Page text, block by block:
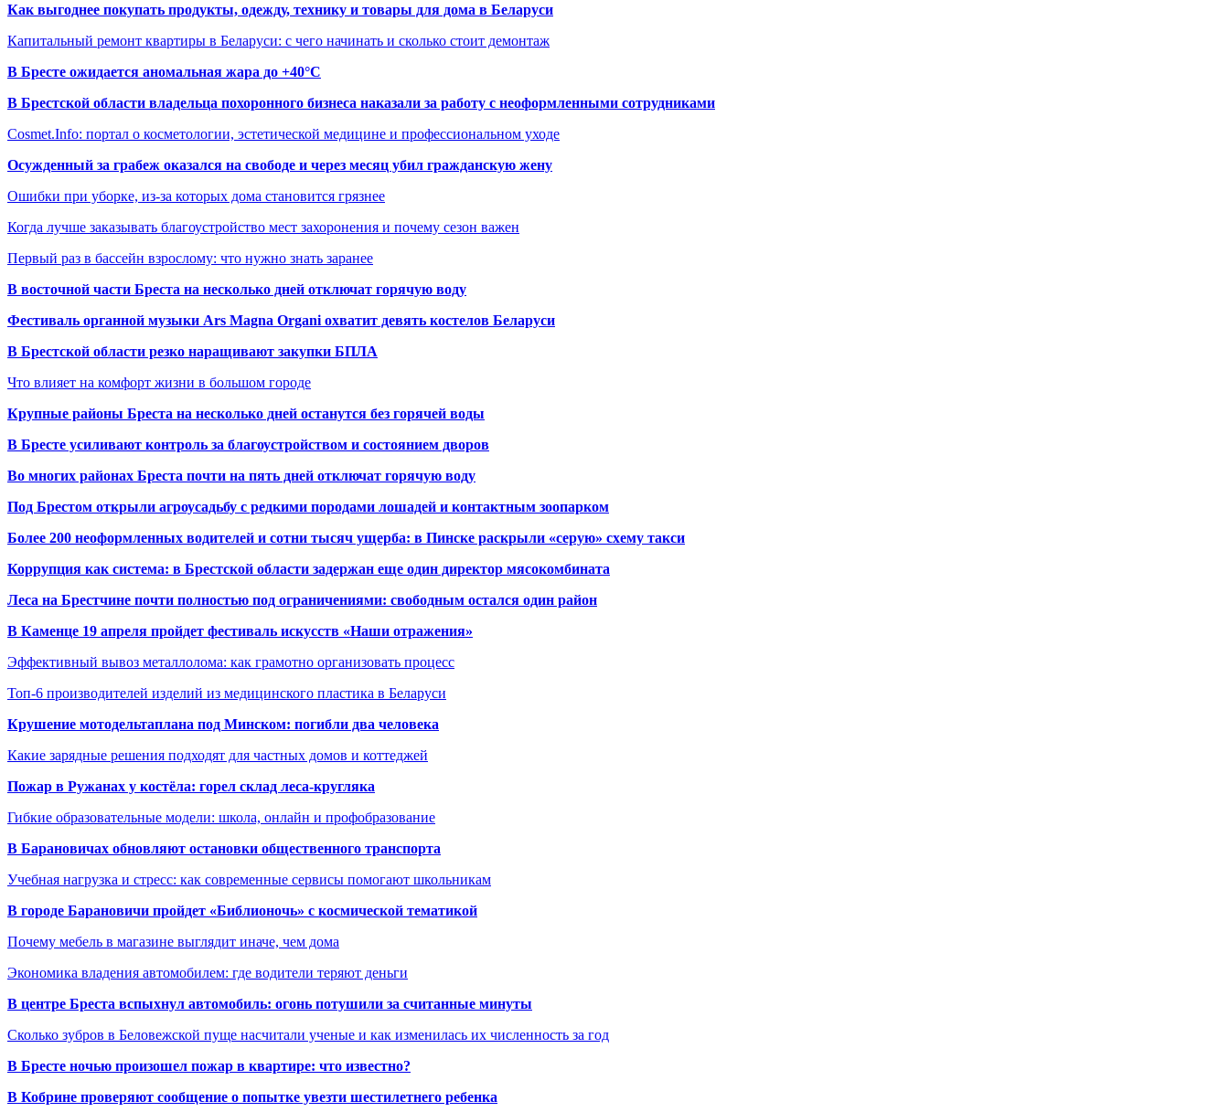
Как выгоднее покупать продукты, одежду, технику и товары для дома в Беларуси
Капитальный ремонт квартиры в Беларуси: с чего начинать и сколько стоит демонтаж
В Бресте ожидается аномальная жара до +40°C
В Брестской области владельца похоронного бизнеса наказали за работу с неоформленными сотрудниками
Cosmet.Info: портал о косметологии, эстетической медицине и профессиональном уходе
Осужденный за грабеж оказался на свободе и через месяц убил гражданскую жену
Ошибки при уборке, из-за которых дома становится грязнее
Когда лучше заказывать благоустройство мест захоронения и почему сезон важен
Первый раз в бассейн взрослому: что нужно знать заранее
В восточной части Бреста на несколько дней отключат горячую воду
Фестиваль органной музыки Ars Magna Organi охватит девять костелов Беларуси
В Брестской области резко наращивают закупки БПЛА
Что влияет на комфорт жизни в большом городе
Крупные районы Бреста на несколько дней останутся без горячей воды
В Бресте усиливают контроль за благоустройством и состоянием дворов
Во многих районах Бреста почти на пять дней отключат горячую воду
Под Брестом открыли агроусадьбу с редкими породами лошадей и контактным зоопарком
Более 200 неоформленных водителей и сотни тысяч ущерба: в Пинске раскрыли «серую» схему такси
Коррупция как система: в Брестской области задержан еще один директор мясокомбината
Леса на Брестчине почти полностью под ограничениями: свободным остался один район
В Каменце 19 апреля пройдет фестиваль искусств «Наши отражения»
Эффективный вывоз металлолома: как грамотно организовать процесс
Топ-6 производителей изделий из медицинского пластика в Беларуси
Крушение мотодельтаплана под Минском: погибли два человека
Какие зарядные решения подходят для частных домов и коттеджей
Пожар в Ружанах у костёла: горел склад леса-кругляка
Гибкие образовательные модели: школа, онлайн и профобразование
В Барановичах обновляют остановки общественного транспорта
Учебная нагрузка и стресс: как современные сервисы помогают школьникам
В городе Барановичи пройдет «Библионочь» с космической тематикой
Почему мебель в магазине выглядит иначе, чем дома
Экономика владения автомобилем: где водители теряют деньги
В центре Бреста вспыхнул автомобиль: огонь потушили за считанные минуты
Сколько зубров в Беловежской пуще насчитали ученые и как изменилась их численность за год
В Бресте ночью произошел пожар в квартире: что известно?
В Кобрине проверяют сообщение о попытке увезти шестилетнего ребенка